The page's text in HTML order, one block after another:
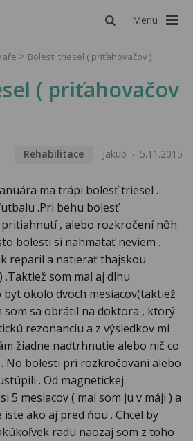
Menu
Bolesti triesel ( priťahovačov )
( priťahovačov
Rehabilitace Jakub 5.11.2015
ma trápi bolesť triesel .
.Pri behu bolesť
, alebo rozkročení nôh
bolesti si nahmatať neviem .
reparil a natierať thajskou
som mal aj dlhu
okolo dvoch mesiacov(taktiež
som sa obrátil na doktora , ktorý
rezonanciu a z výsledkov mi
žiadne nadtrhnutie alebo nič co
No bolesti pri rozkročovani alebo
. Od magnetickej
5 mesiacov ( mal som ju v máji ) a
ako aj pred ňou . Chcel by
radu naozaj som z toho